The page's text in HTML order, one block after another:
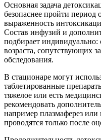
Основная задача
безопаснее пройти период
выраженность
Состав инфузий и
подбирает индивидуально:
возраста, сопутствующих
обследования.
В стационаре могут
таблетированные
тяжелое или есть
рекомендовать
например плазмаферез
проводятся только после